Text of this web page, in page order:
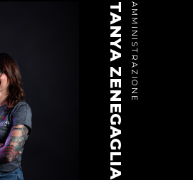
AMMINISTRAZIONE
TANYA ZENEGAGLIA